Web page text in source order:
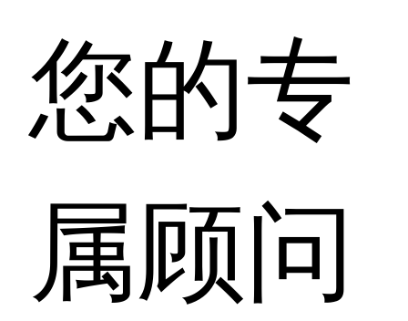
您的专
属顾问